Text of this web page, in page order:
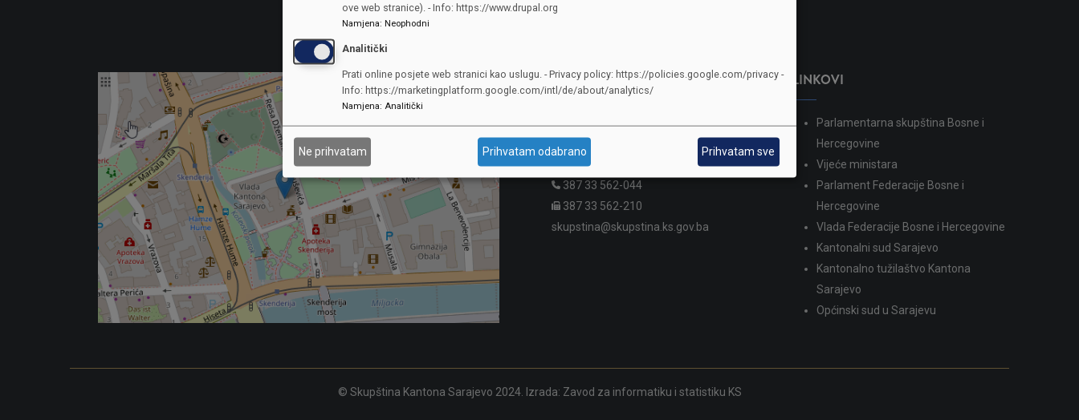
KONTAKTI
SKUPŠTINA
Adresa: Sarajevo, Reisa Džemaludina
Čauševića 1
387 33 562-044
387 33 562-210
skupstina@skupstina.ks.gov.ba
LINKOVI
Parlamentarna skupština Bosne i
Hercegovine
Vijeće ministara
Parlament Federacije Bosne i
Hercegovine
Vlada Federacije Bosne i Hercegovine
Kantonalni sud Sarajevo
Kantonalno tužilaštvo Kantona
Sarajevo
Općinski sud u Sarajevu
© Skupština Kantona Sarajevo 2024. Izrada: Zavod za informatiku i statistiku KS
ove web stranice). - Info: https://www.drupal.org
Namjena: Neophodni
Analitički
Prati online posjete web stranici kao uslugu. - Privacy policy: https://policies.google.com/privacy -
Info: https://marketingplatform.google.com/intl/de/about/analytics/
Namjena: Analitički
Ne prihvatam Prihvatam odabrano Prihvatam sve